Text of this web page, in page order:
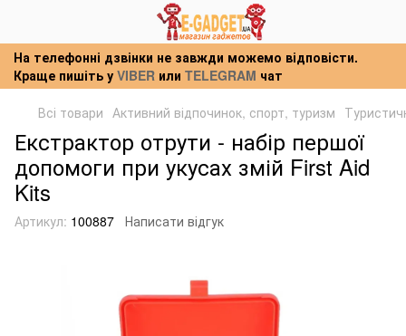
На телефонні дзвінки не завжди можемо відповісти.
Краще пишіть у VIBER или TELEGRAM чат
Всі товари Активний відпочинок, спорт, туризм
Екстрактор отрути - набір першої
допомоги при укусах змій First Aid
Kits
Артикул: 100887 Написати відгук